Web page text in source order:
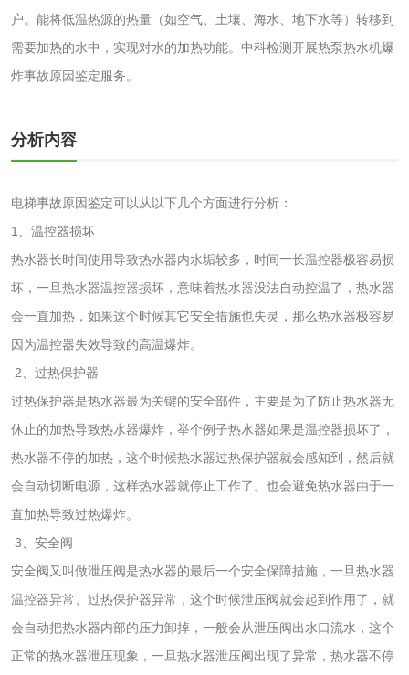
户。能将低温热源的热量（如空气、土壤、海水、地下水等）转移到
需要加热的水中，实现对水的加热功能。中科检测开展热泵热水机爆
炸事故原因鉴定服务。
分析内容
电梯事故原因鉴定可以从以下几个方面进行分析：
1、温控器损坏
热水器长时间使用导致热水器内水垢较多，时间一长温控器极容易损
坏，一旦热水器温控器损坏，意味着热水器没法自动控温了，热水器
会一直加热，如果这个时候其它安全措施也失灵，那么热水器极容易
因为温控器失效导致的高温爆炸。
2、过热保护器
过热保护器是热水器最为关键的安全部件，主要是为了防止热水器无
休止的加热导致热水器爆炸，举个例子热水器如果是温控器损坏了，
热水器不停的加热，这个时候热水器过热保护器就会感知到，然后就
会自动切断电源，这样热水器就停止工作了。也会避免热水器由于一
直加热导致过热爆炸。
3、安全阀
安全阀又叫做泄压阀是热水器的最后一个安全保障措施，一旦热水器
温控器异常、过热保护器异常，这个时候泄压阀就会起到作用了，就
会自动把热水器内部的压力卸掉，一般会从泄压阀出水口流水，这个
正常的热水器泄压现象，一旦热水器泄压阀出现了异常，热水器不停
化肥检测 微生物菌剂检测
化工助剂检测 涂料助剂检测
化工原料检测
工业用氯化铵检测
颜料油墨
油墨检测 凹版油墨和柔印油
玻璃画颜料检测 儿童水粉画颜料检
测
水性印刷油墨检测